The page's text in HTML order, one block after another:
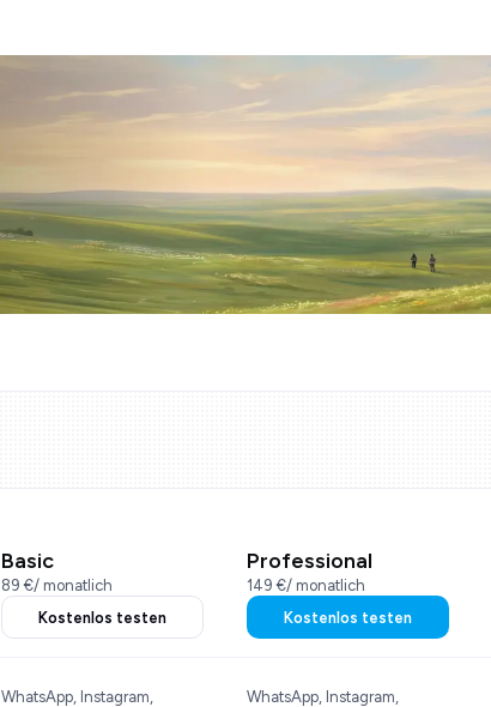
Basic
89 €/ monatlich
Kostenlos testen
Professional
149 €/ monatlich
Kostenlos testen
WhatsApp, Instagram,
WhatsApp, Instagram,